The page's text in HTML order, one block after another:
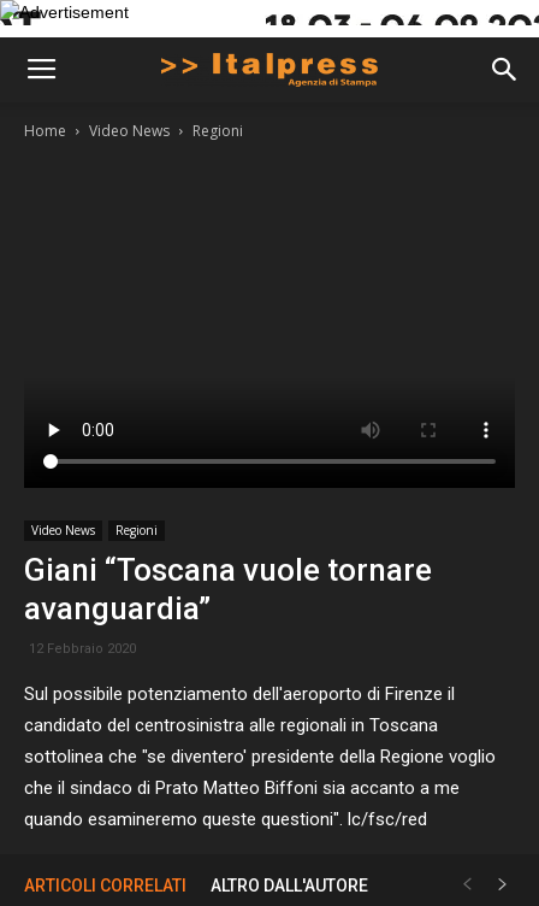
Home Video News Regioni
Video News Regioni
Giani “Toscana vuole tornare
avanguardia”
12 Febbraio 2020
Sul possibile potenziamento dell'aeroporto di Firenze il
candidato del centrosinistra alle regionali in Toscana
sottolinea che "se diventero' presidente della Regione voglio
che il sindaco di Prato Matteo Biffoni sia accanto a me
quando esamineremo queste questioni". lc/fsc/red
ARTICOLI CORRELATI ALTRO DALL'AUTORE